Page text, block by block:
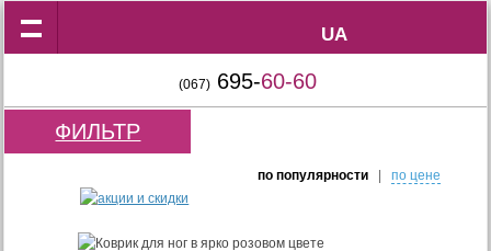
UA
UA
(067) 695-60-60
ФИЛЬТР
по популярности| по цене